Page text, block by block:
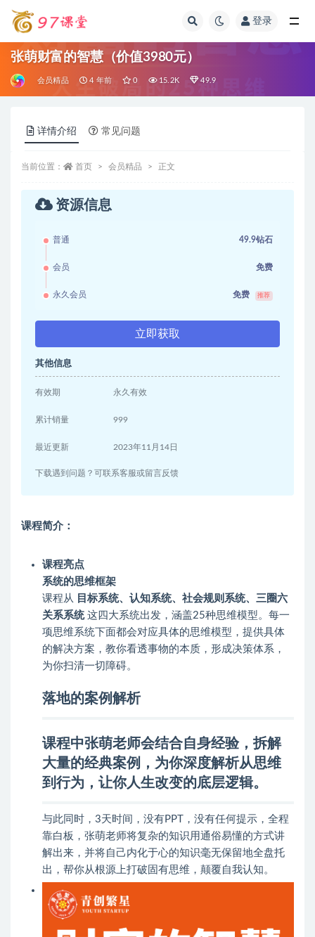
登录
张萌财富的智慧（价值3980元）
会员精品 4 年前 0 15.2K 49.9
详情介绍 常见问题
当前位置： 首页 会员精品 正文
资源信息
普通 49.9钻石
会员 免费
永久会员 免费 推荐
立即获取
其他信息
有效期 永久有效
累计销量 999
最近更新 2023年11月14日
下载遇到问题？可联系客服或留言反馈
课程简介：
课程亮点
系统的思维框架
课程从 目标系统、认知系统、社会规则系统、三圈六
关系系统 这四大系统出发，涵盖25种思维模型。每一
项思维系统下面都会对应具体的思维模型，提供具体
的解决方案，教你看透事物的本质，形成决策体系，
为你扫清一切障碍。
落地的案例解析
课程中张萌老师会结合自身经验，拆解
大量的经典案例，为你深度解析从思维
到行为，让你人生改变的底层逻辑。
与此同时，3天时间，没有PPT，没有任何提示，全程
靠白板，张萌老师将复杂的知识用通俗易懂的方式讲
解出来，并将自己内化于心的知识毫无保留地全盘托
出，帮你从根源上打破固有思维，颠覆自我认知。